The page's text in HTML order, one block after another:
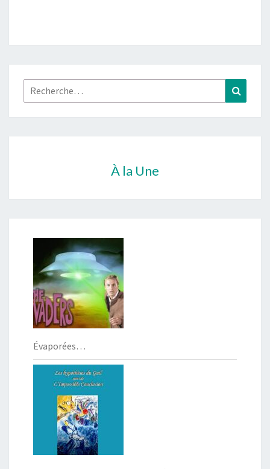
Rechercher :
À la Une
Évaporées…